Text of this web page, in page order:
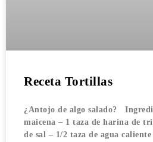
Receta Tortillas
¿Antojo de algo salado?
maicena – 1 taza de harina de
de sal – 1/2 taza de agua caliente